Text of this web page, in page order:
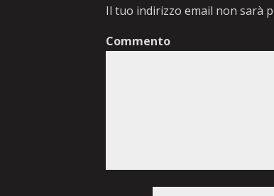
Il tuo indirizzo email non sarà
Commento